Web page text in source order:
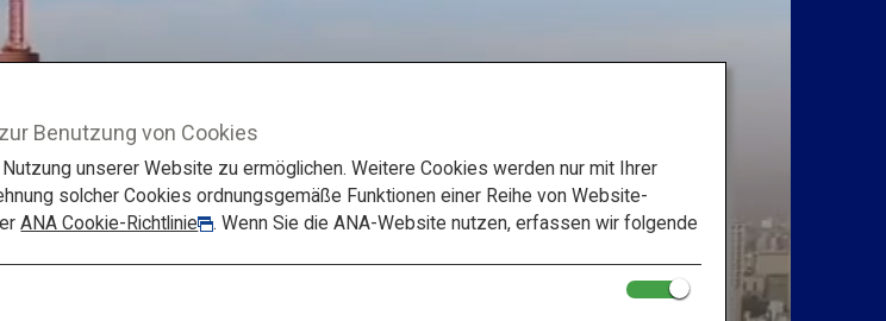
Benutzung von Cookies
unserer Website zu ermöglichen. Weitere Cookies werden nur mit Ihrer
solcher Cookies ordnungsgemäße Funktionen einer Reihe von Website-
ANA Cookie-Richtlinie
. Wenn Sie die ANA-Website nutzen, erfassen wir folgende